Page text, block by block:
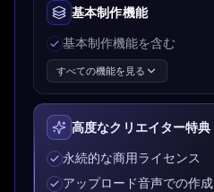
基本制作機能
基本制作機能を含む
すべての機能を見る
高度なクリエイター特典
永続的な商用ライセンス
アップロード音声での作成